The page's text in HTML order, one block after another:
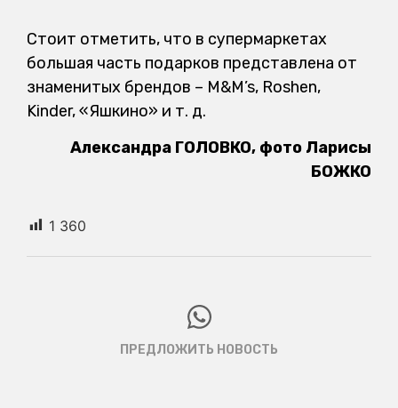
Стоит отметить, что в супермаркетах
большая часть подарков представлена от
знаменитых брендов – M&M’s, Roshen,
Kinder, «Яшкино» и т. д.
Александра ГОЛОВКО, фото Ларисы
БОЖКО
1 360
ПРЕДЛОЖИТЬ НОВОСТЬ